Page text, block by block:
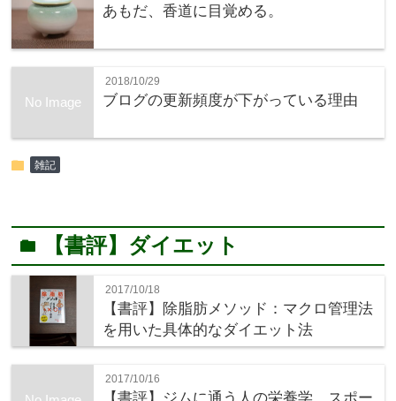
あもだ、香道に目覚める。
No Image
2018/10/29
ブログの更新頻度が下がっている理由
folder 雑記
folder 【書評】ダイエット
2017/10/18
【書評】除脂肪メソッド：マクロ管理法
を用いた具体的なダイエット法
2017/10/16